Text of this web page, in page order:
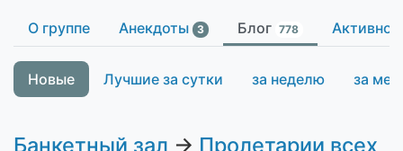
О группе Анекдоты 3 Блог 778
Новые Лучшие за сутки за неделю за
Банкетный зал → Пролетарии всех